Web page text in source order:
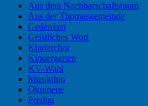
Aus dem Nachbarschaftsraum
Aus der Thomasgemeinde
Gedenken
Geistliches Wort
Kinderchor
Kindergarten
KV-Wahl
Musiktipp
Ökumene
Predigt